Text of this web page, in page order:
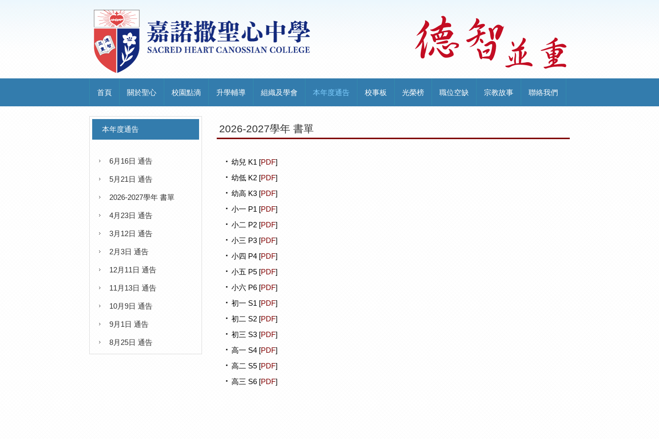
首頁 關於聖心 校園點滴 升學輔導 組織及學會 本年度通告 校事板 光榮榜 職位空缺 宗教故事 聯絡我們
本年度通告
6月16日 通告
5月21日 通告
2026-2027學年 書單
4月23日 通告
3月12日 通告
2月3日 通告
12月11日 通告
11月13日 通告
10月9日 通告
9月1日 通告
8月25日 通告
2026-2027學年 書單
幼兒 K1 [PDF]
幼低 K2 [PDF]
幼高 K3 [PDF]
小一 P1 [PDF]
小二 P2 [PDF]
小三 P3 [PDF]
小四 P4 [PDF]
小五 P5 [PDF]
小六 P6 [PDF]
初一 S1 [PDF]
初二 S2 [PDF]
初三 S3 [PDF]
高一 S4 [PDF]
高二 S5 [PDF]
高三 S6 [PDF]